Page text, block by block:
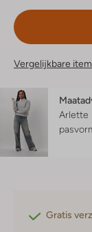
Vergelijkbare
Arlette
Gratis